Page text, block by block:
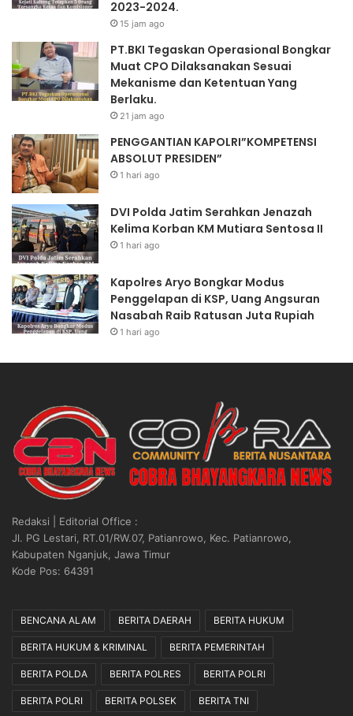
2023-2024.
15 jam ago
PT.BKI Tegaskan Operasional Bongkar
Muat CPO Dilaksanakan Sesuai
Mekanisme dan Ketentuan Yang
Berlaku.
21 jam ago
PENGGANTIAN KAPOLRI”KOMPETENSI
ABSOLUT PRESIDEN”
1 hari ago
DVI Polda Jatim Serahkan Jenazah
Kelima Korban KM Mutiara Sentosa II
1 hari ago
Kapolres Aryo Bongkar Modus
Penggelapan di KSP, Uang Angsuran
Nasabah Raib Ratusan Juta Rupiah
1 hari ago
Redaksi | Editorial Office :
Jl. PG Lestari, RT.01/RW.07, Patianrowo, Kec. Patianrowo,
Kabupaten Nganjuk, Jawa Timur
Kode Pos: 64391
BENCANA ALAM BERITA DAERAH BERITA HUKUM
BERITA HUKUM & KRIMINAL BERITA PEMERINTAH
BERITA POLDA BERITA POLRES BERITA POLRI
BERITA POLRI BERITA POLSEK BERITA TNI